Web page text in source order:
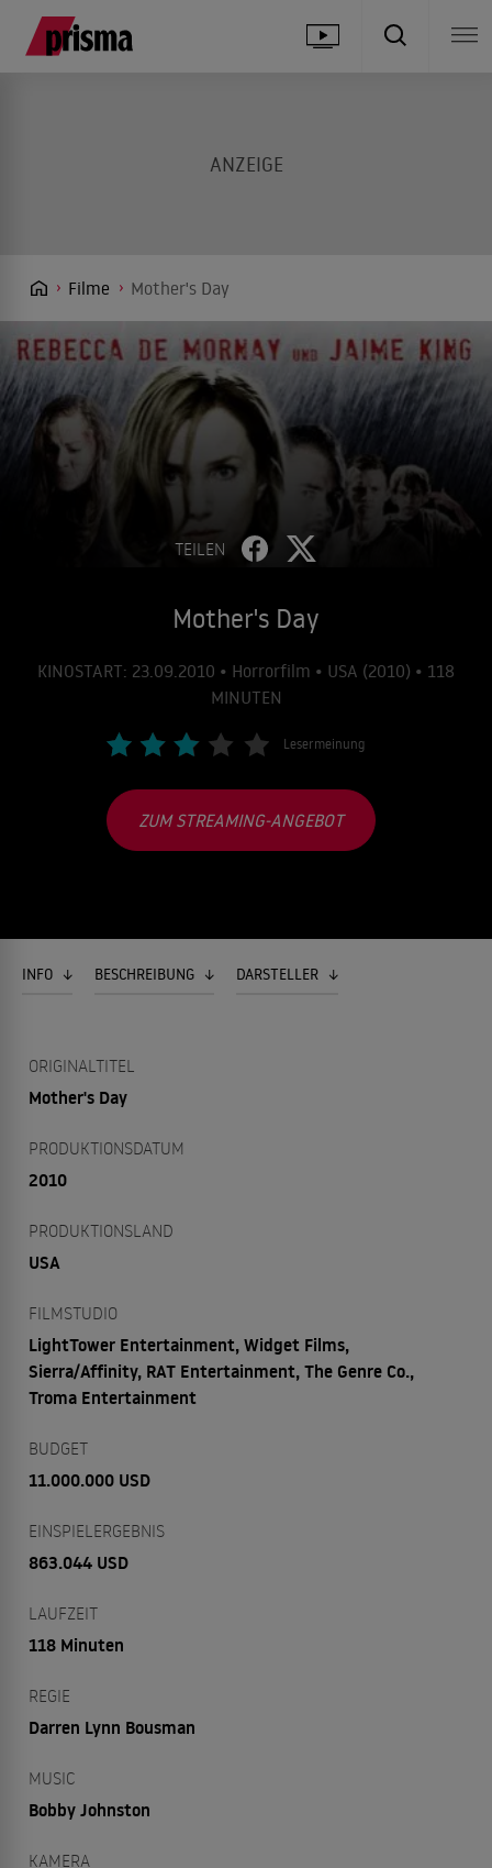
Filme Mother's Day
TEILEN
Mother's Day
KINOSTART: 23.09.2010 • Horrorfilm • USA (2010) • 118
MINUTEN
Lesermeinung
ZUM STREAMING-ANGEBOT
INFO BESCHREIBUNG DARSTELLER
ORIGINALTITEL
Mother's Day
PRODUKTIONSDATUM
2010
PRODUKTIONSLAND
USA
FILMSTUDIO
LightTower Entertainment, Widget Films,
Sierra/Affinity, RAT Entertainment, The Genre Co.,
Troma Entertainment
BUDGET
11.000.000 USD
EINSPIELERGEBNIS
863.044 USD
LAUFZEIT
118 Minuten
REGIE
Darren Lynn Bousman
MUSIC
Bobby Johnston
KAMERA